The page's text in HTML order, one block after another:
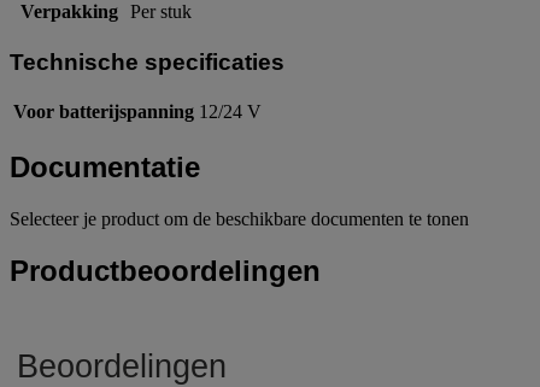
Verpakking Per stuk
Technische specificaties
Voor batterijspanning 12/24 V
Documentatie
Selecteer je product om de beschikbare documenten te tonen
Productbeoordelingen